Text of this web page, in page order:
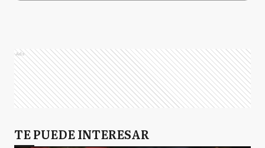
Ads
TE PUEDE INTERESAR